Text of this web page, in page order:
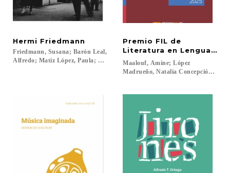
Hermi Friedmann
Friedmann, Susana; Barón Leal,
Alfredo; Matiz López, Paula; Díaz Moreno, Isabel Cristina...
Premio FIL de
Literatura en Lenguas
Maalouf, Amine; López
Madrueño, Natalia Concepción